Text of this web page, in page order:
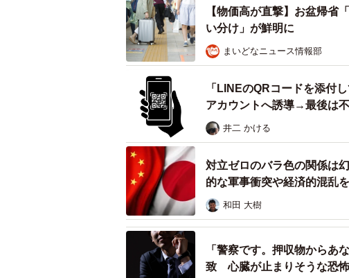
【物価高が直撃】お盆帰
い分け」が鮮明に
まいどなニュース情報部
「LINEのQRコードを添付
アカウントへ誘導→最後は
井二 かける
対立ゼロのバラ色の関係
的な軍事衝突や経済的混乱
和田 大樹
「警察です。押収物からあ
致 心臓が止まりそうな恐